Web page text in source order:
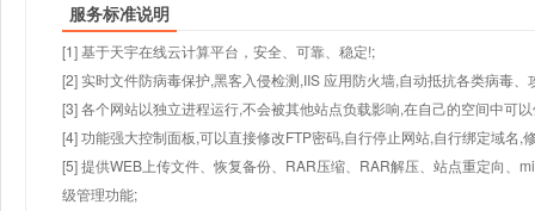
服务标准说明
[1] 基于天宇在线云计算平台，安全、可靠、稳定!;
[2] 实时文件防病毒保护,黑客入侵检测,IIS 应用防火墙,自动抵抗各类病毒、
[3] 各个网站以独立进程运行,不会被其他站点负载影响,在自己的空间中可
[4] 功能强大控制面板,可以直接修改FTP密码,自行停止网站,自行绑定域名,
[5] 提供WEB上传文件、恢复备份、RAR压缩、RAR解压、站点重定向、
级管理功能;